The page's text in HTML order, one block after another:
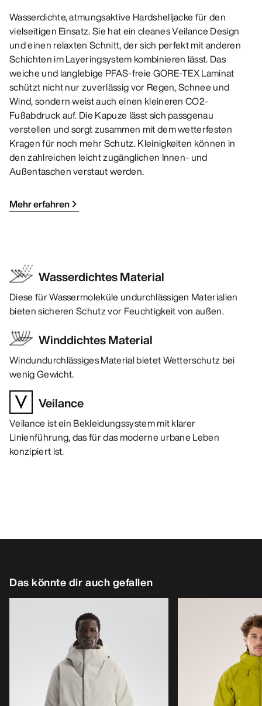
Wasserdichte, atmungsaktive Hardshelljacke für den
vielseitigen Einsatz. Sie hat ein cleanes Veilance Design
und einen relaxten Schnitt, der sich perfekt mit anderen
Schichten im Layeringsystem kombinieren lässt. Das
weiche und langlebige PFAS-freie GORE-TEX Laminat
schützt nicht nur zuverlässig vor Regen, Schnee und
Wind, sondern weist auch einen kleineren CO2-
Fußabdruck auf. Die Kapuze lässt sich passgenau
verstellen und sorgt zusammen mit dem wetterfesten
Kragen für noch mehr Schutz. Kleinigkeiten können in
den zahlreichen leicht zugänglichen Innen- und
Außentaschen verstaut werden.
Mehr erfahren
Wasserdichtes Material
Diese für Wassermoleküle undurchlässigen Materialien
bieten sicheren Schutz vor Feuchtigkeit von außen.
Winddichtes Material
Windundurchlässiges Material bietet Wetterschutz bei
wenig Gewicht.
Veilance
Veilance ist ein Bekleidungssystem mit klarer
Linienführung, das für das moderne urbane Leben
konzipiert ist.
Das könnte dir auch gefallen